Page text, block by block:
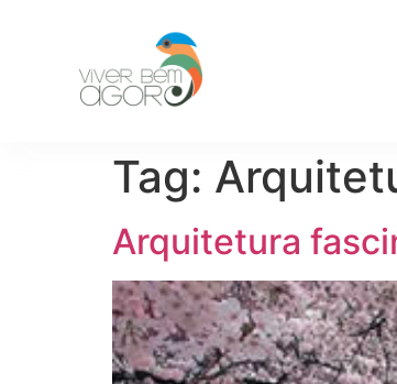
Tag:
Arquitetura